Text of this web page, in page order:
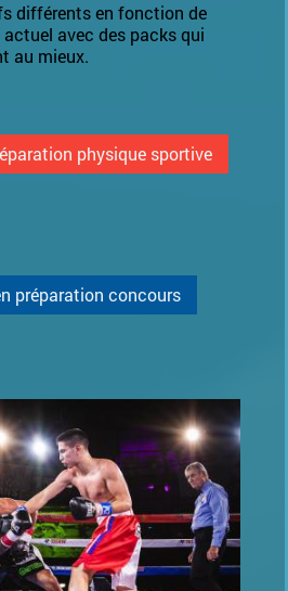
différents en fonction de
avec des packs qui
au mieux.
physique sportive
préparation concours